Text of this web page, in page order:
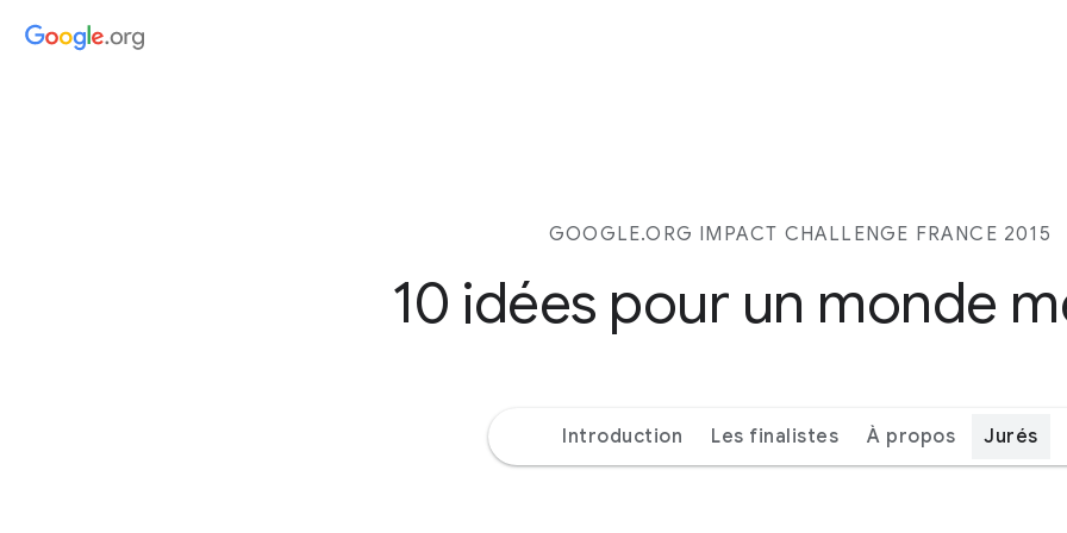
GOOGLE.ORG IMPACT CHALLENGE FRANCE 2015
10 idées pour un monde
Introduction Les finalistes À propos Jurés